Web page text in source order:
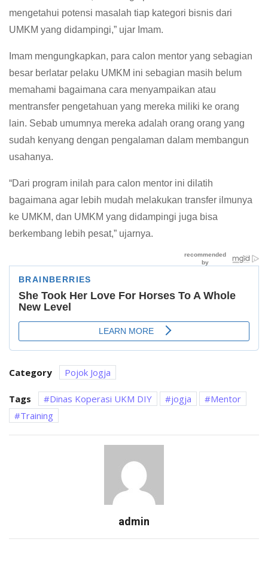
mengetahui potensi masalah tiap kategori bisnis dari
UMKM yang didampingi,” ujar Imam.
Imam mengungkapkan, para calon mentor yang sebagian
besar berlatar pelaku UMKM ini sebagian masih belum
memahami bagaimana cara menyampaikan atau
mentransfer pengetahuan yang mereka miliki ke orang
lain. Sebab umumnya mereka adalah orang orang yang
sudah kenyang dengan pengalaman dalam membangun
usahanya.
“Dari program inilah para calon mentor ini dilatih
bagaimana agar lebih mudah melakukan transfer ilmunya
ke UMKM, dan UMKM yang didampingi juga bisa
berkembang lebih pesat,” ujarnya.
Category Pojok Jogja
Tags Dinas Koperasi UKM DIY jogja
Mentor
Training
admin